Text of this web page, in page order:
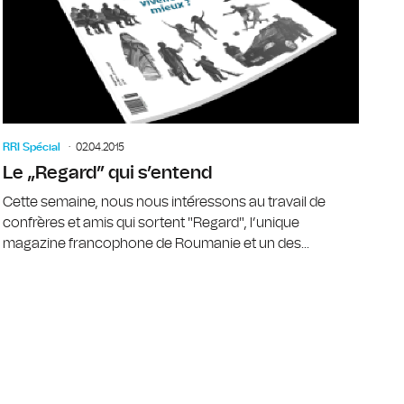
RRI Spécial 02.04.2015
Le „Regard” qui s’entend
Cette semaine, nous nous intéressons au travail de
confrères et amis qui sortent "Regard", l’unique
magazine francophone de Roumanie et un des...